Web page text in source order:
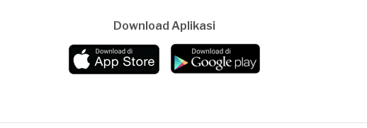
Download Aplikasi